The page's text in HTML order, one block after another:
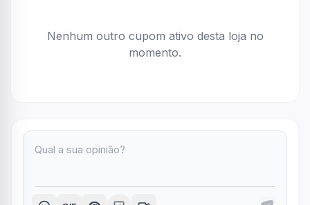
Nenhum outro cupom ativo desta loja no
momento.